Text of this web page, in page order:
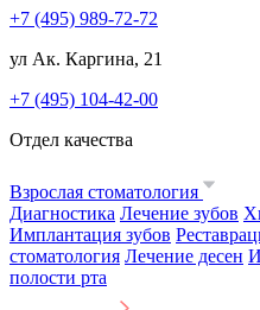
+7 (495) 989-72-72
ул Ак. Каргина, 21
+7 (495) 104-42-00
Отдел качества
Взрослая стоматология
Диагностика Лечение зубов
Имплантация зубов
стоматология Лечение десен
полости рта